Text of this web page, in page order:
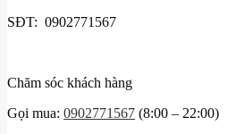
SĐT: 0902771567
Chăm sóc khách hàng
Gọi mua: 0902771567 (8:00 – 22:00)